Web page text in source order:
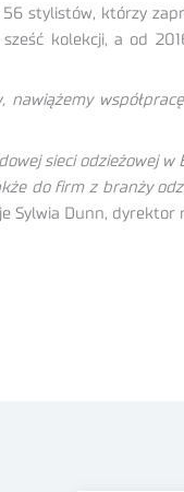
stylistów, którzy
kolekcji, a od
sieci odzieżowej
do firm z branży
Sylwia Dunn, dyrektor